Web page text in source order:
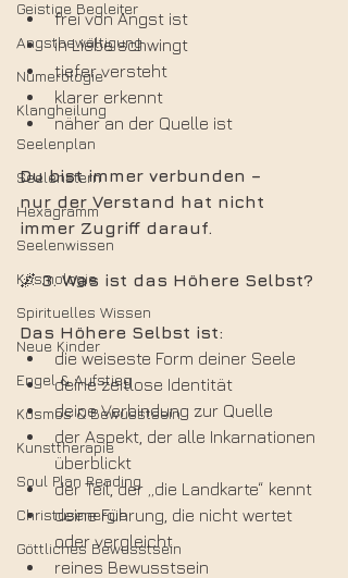
Geistige Begleiter
Angstbewältigung
Numerologie
Klangheilung
Seelenplan
Seelenstern
Hexagramm
Seelenwissen
Kosmologie
Spirituelles Wissen
Neue Kinder
Engel & Aufstieg
Kosmos & Bewusstsein
Kunsttherapie
Soul Plan Reading
Christusenergie
Göttliches Bewusstsein
frei von Angst ist
in Liebe schwingt
tiefer versteht
klarer erkennt
näher an der Quelle ist
Du bist immer verbunden –
nur der Verstand hat nicht
immer Zugriff darauf.
🌌 3. Was ist das Höhere Selbst?
Das Höhere Selbst ist:
die weiseste Form deiner Seele
deine zeitlose Identität
deine Verbindung zur Quelle
der Aspekt, der alle Inkarnationen
überblickt
der Teil, der „die Landkarte“ kennt
deine Führung, die nicht wertet
oder vergleicht
reines Bewusstsein